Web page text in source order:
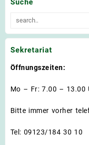
Suche
Sekretariat
Öffnungszeiten:
Mo – Fr: 7.00 – 13.00
Bitte immer vorher
Tel: 09123/184 30 10